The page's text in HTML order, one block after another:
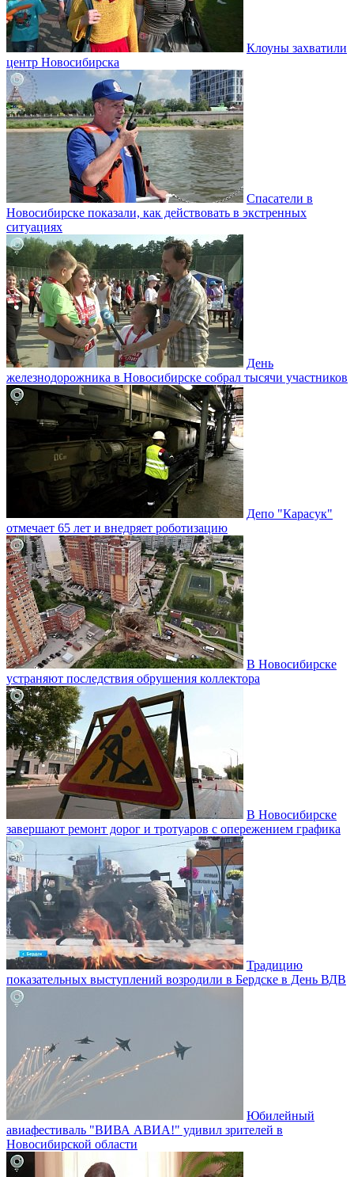
Клоуны захватили
центр Новосибирска
Спасатели в
Новосибирске показали, как действовать в экстренных
ситуациях
День
железнодорожника в Новосибирске собрал тысячи участников
Депо "Карасук"
отмечает 65 лет и внедряет роботизацию
В Новосибирске
устраняют последствия обрушения коллектора
В Новосибирске
завершают ремонт дорог и тротуаров с опережением графика
Традицию
показательных выступлений возродили в Бердске в День ВДВ
Юбилейный
авиафестиваль "ВИВА АВИА!" удивил зрителей в
Новосибирской области